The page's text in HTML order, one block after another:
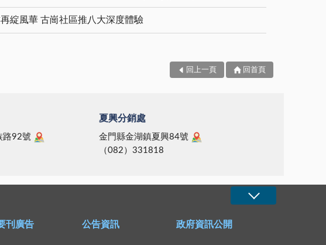
綻風華 古崗社區推八大深度體驗
回上一頁 回首頁
路92號
夏興分銷處
金門縣金湖鎮夏興84號
（082）331818
刊廣告 公告資訊 政府資訊公開